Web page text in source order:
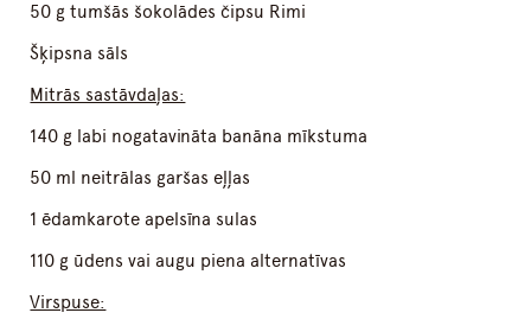
50 g tumšās šokolādes čipsu Rimi
Šķipsna sāls
Mitrās sastāvdaļas:
140 g labi nogatavināta banāna mīkstuma
50 ml neitrālas garšas eļļas
1 ēdamkarote apelsīna sulas
110 g ūdens vai augu piena alternatīvas
Virspuse: